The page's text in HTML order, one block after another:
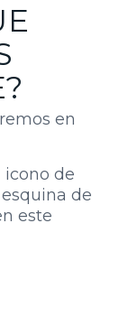
en
icono de
de
este